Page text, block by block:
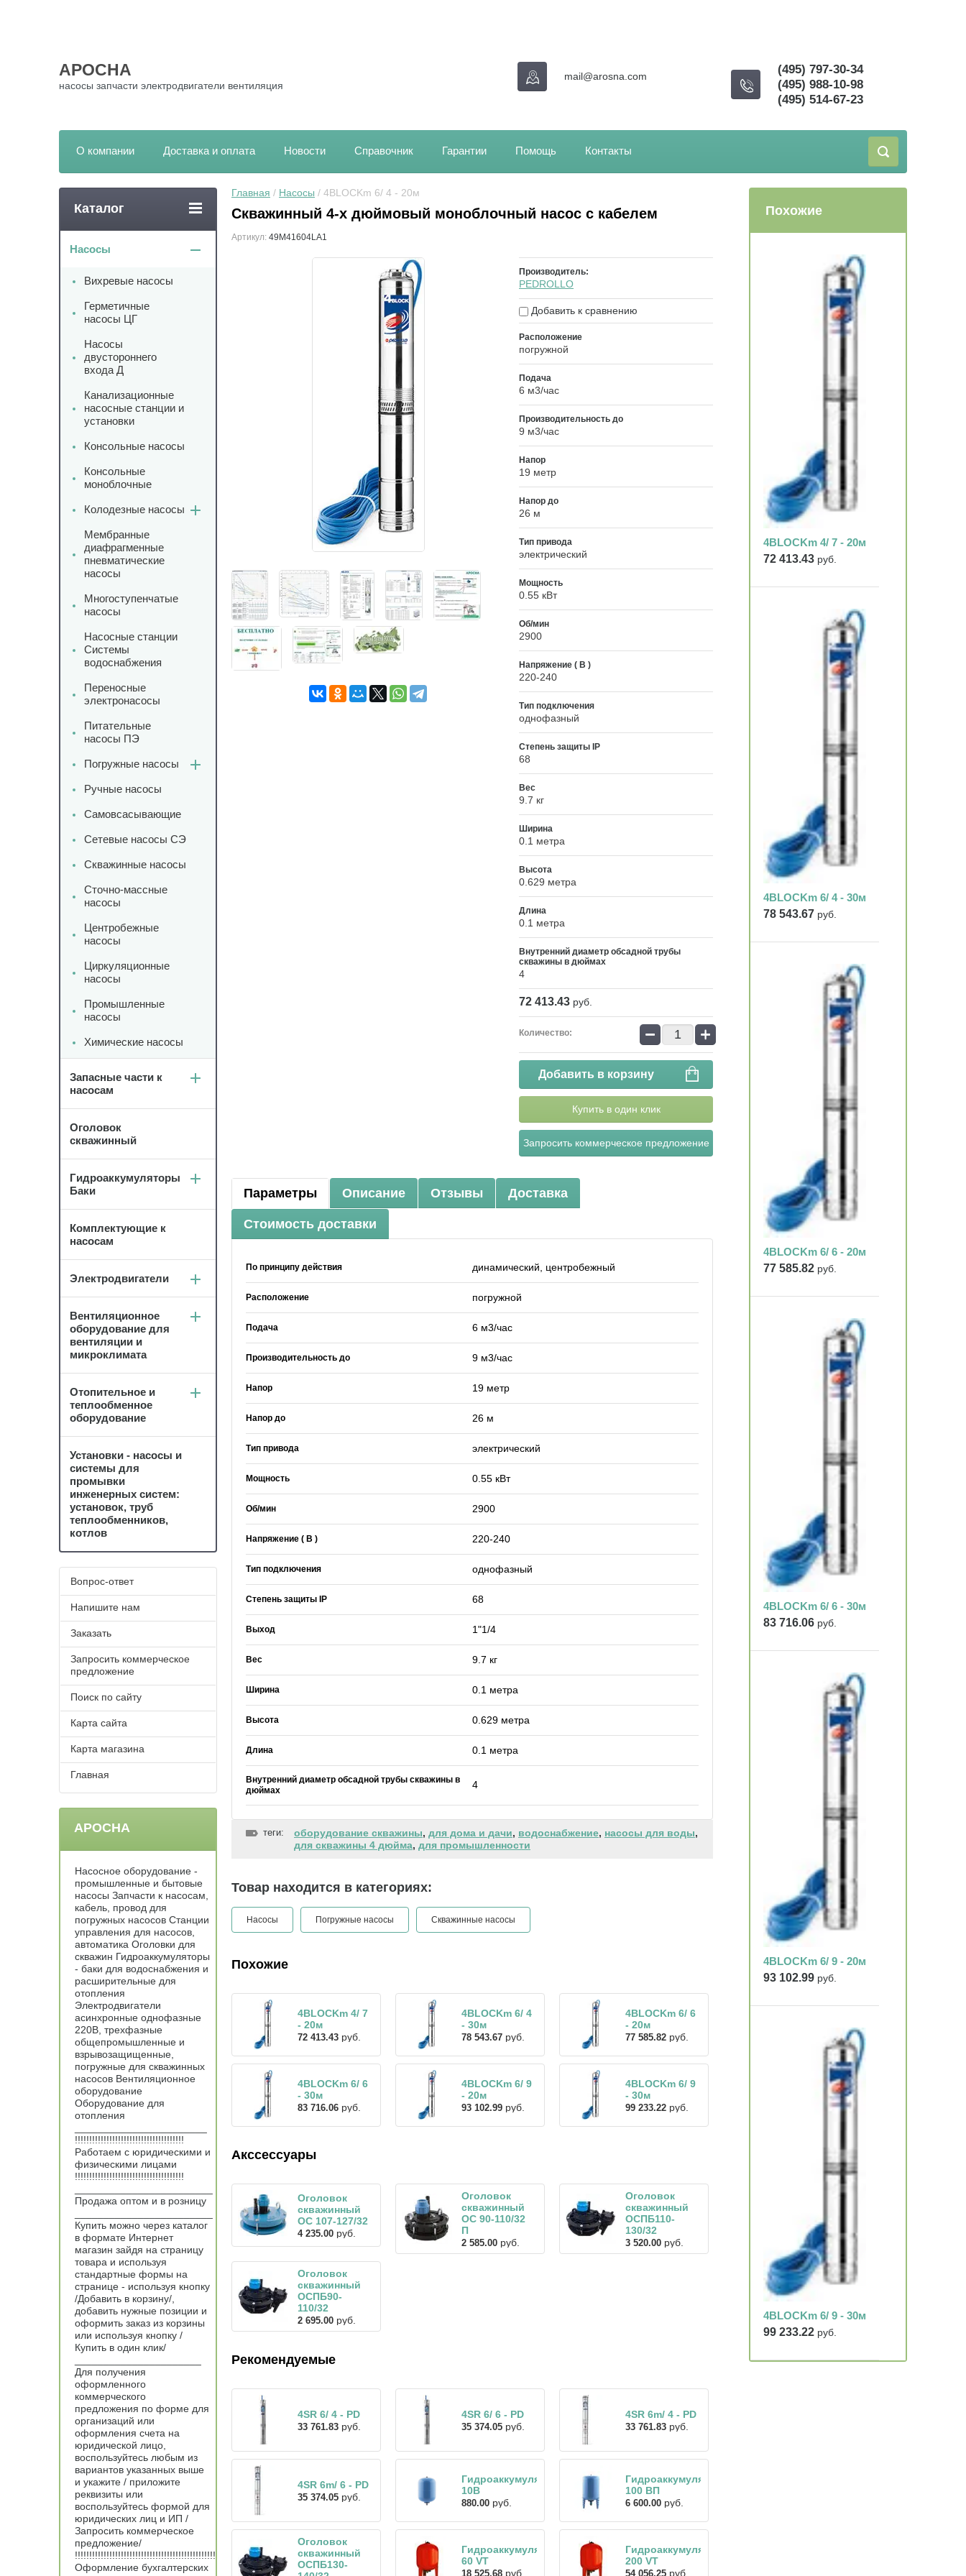
АРОСНА
насосы запчасти электродвигатели вентиляция
(495) 797-30-34
(495) 988-10-98
(495) 514-67-23
mail@arosna.com
О компании Доставка и оплата Новости Справочник Гарантии Помощь Контакты
Главная / Насосы / 4BLOCKm 6/ 4 - 20м
Скважинный 4-х дюймовый моноблочный насос с кабелем
Артикул: 49M41604LA1
Производитель:
PEDROLLO
Добавить к сравнению
Расположение
погружной
Подача
6 м3/час
Производительность до
9 м3/час
Напор
19 метр
Напор до
26 м
Тип привода
электрический
Мощность
0.55 кВт
Об/мин
2900
Напряжение ( В )
220-240
Тип подключения
однофазный
Степень защиты IP
68
Вес
9.7 кг
Ширина
0.1 метра
Высота
0.629 метра
Длина
0.1 метра
Внутренний диаметр обсадной трубы
скважины в дюймах
4
72 413.43 руб.
Количество: − +
Добавить в корзину
Купить в один клик
Запросить коммерческое предложение
Параметры Описание Отзывы Доставка
Стоимость доставки
По принципу действия динамический, центробежный
Расположение погружной
Подача 6 м3/час
Производительность до 9 м3/час
Напор 19 метр
Напор до 26 м
Тип привода электрический
Мощность 0.55 кВт
Об/мин 2900
Напряжение ( В ) 220-240
Тип подключения однофазный
Степень защиты IP 68
Выход 1"1/4
Вес 9.7 кг
Ширина 0.1 метра
Высота 0.629 метра
Длина 0.1 метра
Внутренний диаметр обсадной трубы скважины в
дюймах
4
теги: оборудование скважины, для дома и дачи, водоснабжение, насосы для воды,
для скважины 4 дюйма, для промышленности
Товар находится в категориях:
Насосы Погружные насосы Скважинные насосы
Похожие
4BLOCKm 4/ 7
- 20м
72 413.43 руб.
4BLOCKm 6/ 4
- 30м
78 543.67 руб.
4BLOCKm 6/ 6
- 20м
77 585.82 руб.
4BLOCKm 6/ 6
- 30м
83 716.06 руб.
4BLOCKm 6/ 9
- 20м
93 102.99 руб.
4BLOCKm 6/ 9
- 30м
99 233.22 руб.
Акссессуары
Оголовок
скважинный
ОС 107-127/32
4 235.00 руб.
Оголовок
скважинный
ОС 90-110/32
П
2 585.00 руб.
Оголовок
скважинный
ОСПБ110-
130/32
3 520.00 руб.
Оголовок
скважинный
ОСПБ90-
110/32
2 695.00 руб.
Рекомендуемые
4SR 6/ 4 - PD
33 761.83 руб.
4SR 6/ 6 - PD
35 374.05 руб.
4SR 6m/ 4 - PD
33 761.83 руб.
4SR 6m/ 6 - PD
35 374.05 руб.
Гидроаккумулятор
10В
880.00 руб.
Гидроаккумулятор
100 ВП
6 600.00 руб.
Оголовок
скважинный
ОСПБ130-
Гидроаккумулятор
60 VT
18 525.68 руб.
Гидроаккумулятор
200 VT
54 056.25 руб.
Каталог
Насосы
Вихревые насосы
Герметичные
насосы ЦГ
Насосы
двустороннего
входа Д
Канализационные
насосные станции и
установки
Консольные насосы
Консольные
моноблочные
Колодезные насосы
Мембранные
диафрагменные
пневматические
насосы
Многоступенчатые
насосы
Насосные станции
Системы
водоснабжения
Переносные
электронасосы
Питательные
насосы ПЭ
Погружные насосы
Ручные насосы
Самовсасывающие
Сетевые насосы СЭ
Скважинные насосы
Сточно-массные
насосы
Центробежные
насосы
Циркуляционные
насосы
Промышленные
насосы
Химические насосы
Запасные части к
насосам
Оголовок
скважинный
Гидроаккумуляторы
Баки
Комплектующие к
насосам
Электродвигатели
Вентиляционное
оборудование для
вентиляции и
микроклимата
Отопительное и
теплообменное
оборудование
Установки - насосы и
системы для
промывки
инженерных систем:
установок, труб
теплообменников,
котлов
Вопрос-ответ
Напишите нам
Заказать
Запросить коммерческое
предложение
Поиск по сайту
Карта сайта
Карта магазина
Главная
АРОСНА
Насосное оборудование -
промышленные и бытовые
насосы Запчасти к насосам,
кабель, провод для
погружных насосов Станции
управления для насосов,
автоматика Оголовки для
скважин Гидроаккумуляторы
- баки для водоснабжения и
расширительные для
отопления
Электродвигатели
асинхронные однофазные
220В, трехфазные
общепромышленные и
взрывозащищенные,
погружные для скважинных
насосов Вентиляционное
оборудование
Оборудование для
отопления
!!!!!!!!!!!!!!!!!!!!!!!!!!!!!!!!!!!!!!
Работаем с юридическими и
физическими лицами
!!!!!!!!!!!!!!!!!!!!!!!!!!!!!!!!!!!!!!
Продажа оптом и в розницу
Купить можно через каталог
в формате Интернет
магазин зайдя на страницу
товара и используя
стандартные формы на
странице - используя кнопку
/Добавить в корзину/,
добавить нужные позиции и
оформить заказ из корзины
или используя кнопку /
Купить в один клик/
Для получения
оформленного
коммерческого
предложения по форме для
организаций или
оформления счета на
юридической лицо,
воспользуйтесь любым из
вариантов указанных выше
и укажите / приложите
реквизиты или
воспользуйтесь формой для
юридических лиц и ИП /
Запросить коммерческое
предложение/
!!!!!!!!!!!!!!!!!!!!!!!!!!!!!!!!!!!!!!!!!!!!!!!!!
Оформление бухгалтерских
Похожие
4BLOCKm 4/ 7 - 20м
72 413.43 руб.
4BLOCKm 6/ 4 - 30м
78 543.67 руб.
4BLOCKm 6/ 6 - 20м
77 585.82 руб.
4BLOCKm 6/ 6 - 30м
83 716.06 руб.
4BLOCKm 6/ 9 - 20м
93 102.99 руб.
4BLOCKm 6/ 9 - 30м
99 233.22 руб.